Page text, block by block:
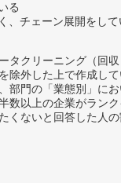
る
、チェーン展開をし
クリーニング（回
外した上で作成して
門の「業態別」に
数以上の企業がランク
ないと回答した人